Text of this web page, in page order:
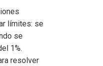
límites: se
se
1%.
resolver